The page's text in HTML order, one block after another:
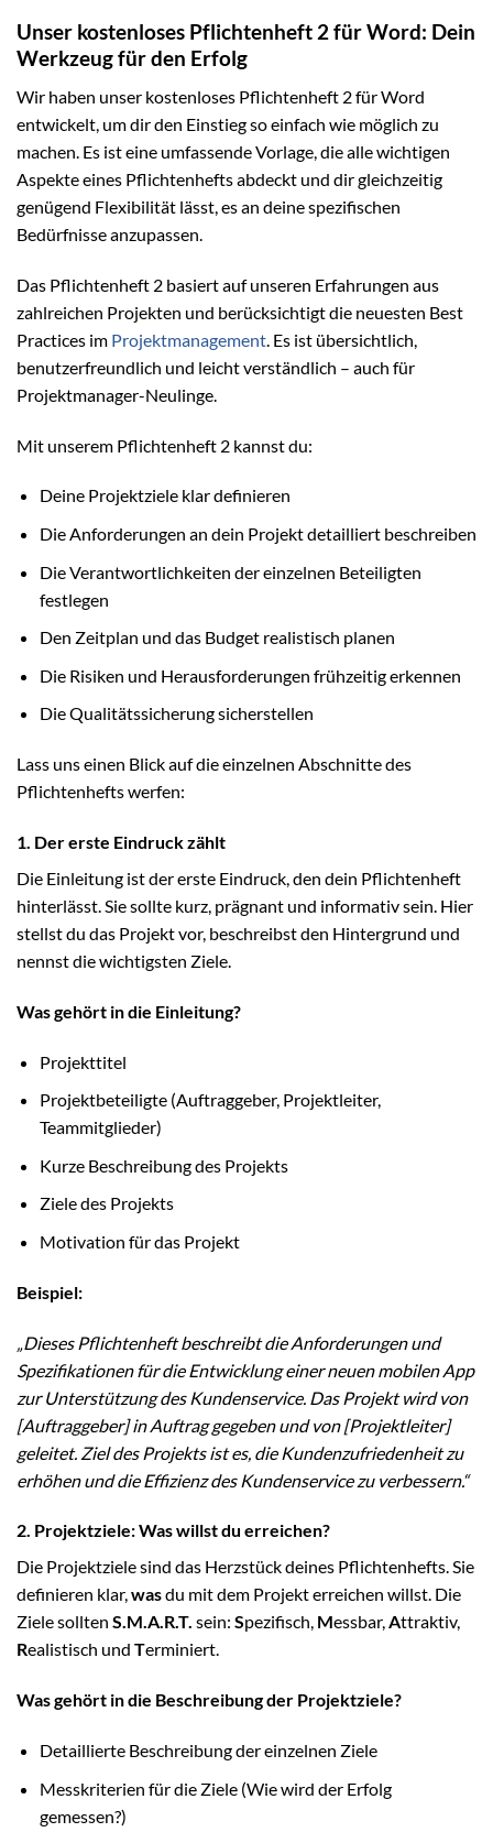
Unser kostenloses Pflichtenheft 2 für Word: Dein
Werkzeug für den Erfolg
Wir haben unser kostenloses Pflichtenheft 2 für Word
entwickelt, um dir den Einstieg so einfach wie möglich zu
machen. Es ist eine umfassende Vorlage, die alle wichtigen
Aspekte eines Pflichtenhefts abdeckt und dir gleichzeitig
genügend Flexibilität lässt, es an deine spezifischen
Bedürfnisse anzupassen.
Das Pflichtenheft 2 basiert auf unseren Erfahrungen aus
zahlreichen Projekten und berücksichtigt die neuesten Best
Practices im Projektmanagement. Es ist übersichtlich,
benutzerfreundlich und leicht verständlich – auch für
Projektmanager-Neulinge.
Mit unserem Pflichtenheft 2 kannst du:
Deine Projektziele klar definieren
Die Anforderungen an dein Projekt detailliert beschreiben
Die Verantwortlichkeiten der einzelnen Beteiligten
festlegen
Den Zeitplan und das Budget realistisch planen
Die Risiken und Herausforderungen frühzeitig erkennen
Die Qualitätssicherung sicherstellen
Lass uns einen Blick auf die einzelnen Abschnitte des
Pflichtenhefts werfen:
1. Der erste Eindruck zählt
Die Einleitung ist der erste Eindruck, den dein Pflichtenheft
hinterlässt. Sie sollte kurz, prägnant und informativ sein. Hier
stellst du das Projekt vor, beschreibst den Hintergrund und
nennst die wichtigsten Ziele.
Was gehört in die Einleitung?
Projekttitel
Projektbeteiligte (Auftraggeber, Projektleiter,
Teammitglieder)
Kurze Beschreibung des Projekts
Ziele des Projekts
Motivation für das Projekt
Beispiel:
„Dieses Pflichtenheft beschreibt die Anforderungen und
Spezifikationen für die Entwicklung einer neuen mobilen App
zur Unterstützung des Kundenservice. Das Projekt wird von
[Auftraggeber] in Auftrag gegeben und von [Projektleiter]
geleitet. Ziel des Projekts ist es, die Kundenzufriedenheit zu
erhöhen und die Effizienz des Kundenservice zu verbessern.“
2. Projektziele: Was willst du erreichen?
Die Projektziele sind das Herzstück deines Pflichtenhefts. Sie
definieren klar,wasdu mit dem Projekt erreichen willst. Die
Ziele sollten S.M.A.R.T. sein: Spezifisch, Messbar,Attraktiv,
Realistisch und Terminiert.
Was gehört in die Beschreibung der Projektziele?
Detaillierte Beschreibung der einzelnen Ziele
Messkriterien für die Ziele (Wie wird der Erfolg
gemessen?)